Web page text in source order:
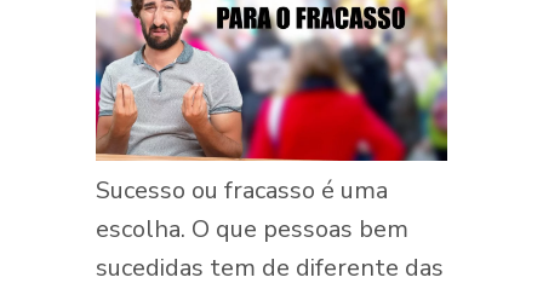
Sucesso ou fracasso é uma
escolha. O que pessoas bem
sucedidas tem de diferente das